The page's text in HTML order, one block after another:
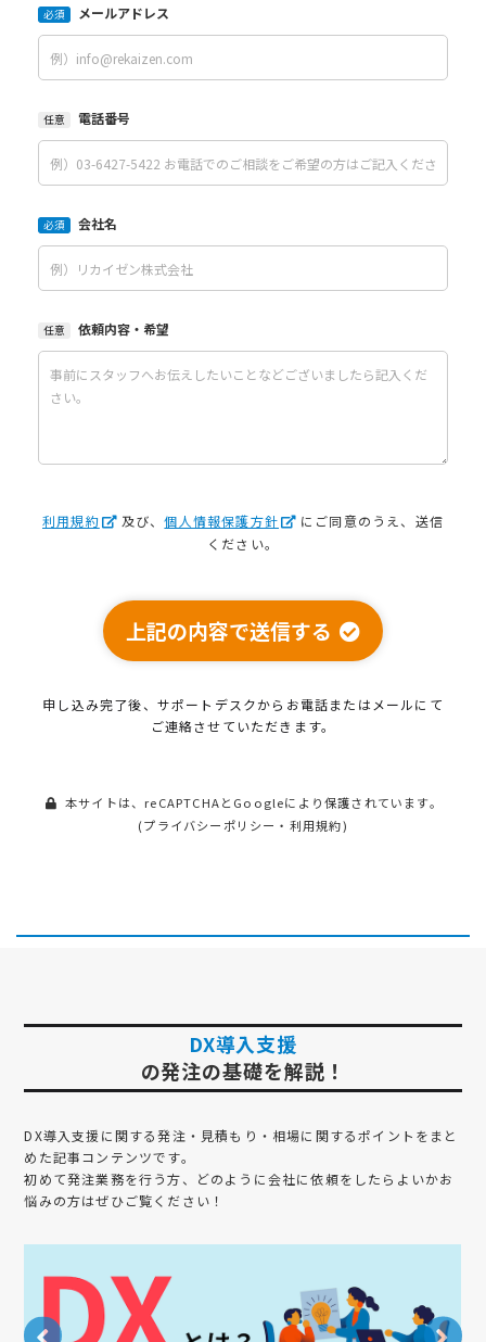
必須 メールアドレス
任意 電話番号
必須 会社名
任意 依頼内容・希望
利用規約 及び、個人情報保護方針
にご同意のうえ、送信
ください。
上記の内容で送信する
申し込み完了後、サポートデスクから お電話またはメールにて
ご連絡させていただきます。
本サイトは、reCAPTCHAとGoogleにより保護されています。
(プライバシーポリシー ・ 利用規約)
DX導入支援
の発注の基礎を解説！
DX導入支援 に関する発注・見積もり・相場に関するポイントをまと
めた記事コンテンツです。
初めて発注業務を行う方、どのように会社に依頼をしたらよいかお
悩みの方はぜひご覧ください！